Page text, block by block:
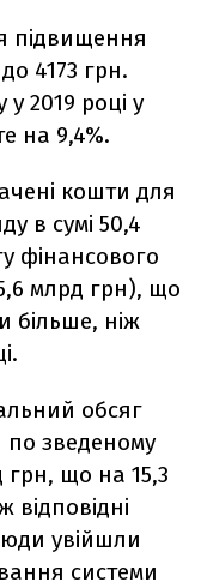
підвищення
4173 грн.
2019 році у
на 9,4%.
кошти для
в сумі 50,4
фінансового
млрд грн), що
більше, ніж
обсяг
по зведеному
грн, що на 15,3
відповідні
увійшли
системи